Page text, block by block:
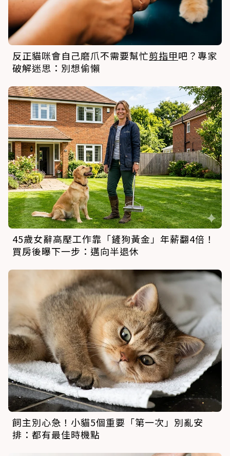
反正貓咪會自己磨爪不需要幫忙剪指甲吧？專家
破解迷思：別想偷懶
45歲女辭高壓工作靠「鏟狗黃金」年薪翻4倍！
買房後曝下一步：邁向半退休
飼主別心急！小貓5個重要「第一次」別亂安
排：都有最佳時機點